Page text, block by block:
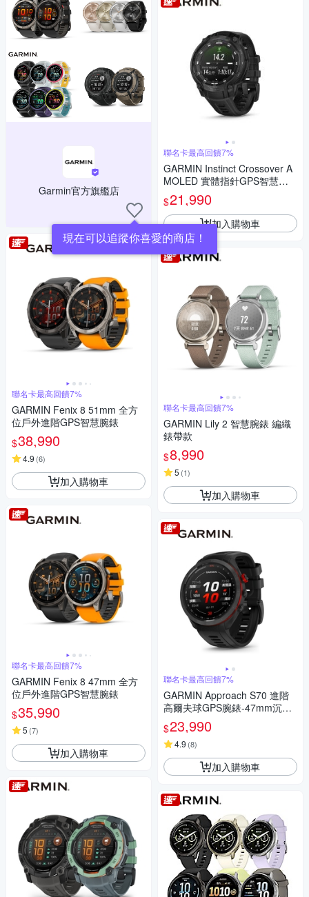
Garmin官方旗艦店
現在可以追蹤你喜愛的商店！
聯名卡最高回饋7%
GARMIN Fenix 8 51mm 全方
位戶外進階GPS智慧腕錶
$38,990
4.9 (6)
加入購物車
聯名卡最高回饋7%
GARMIN Fenix 8 47mm 全方
位戶外進階GPS智慧腕錶
$35,990
5 (7)
加入購物車
聯名卡最高回饋7%
GARMIN Instinct Crossover A
MOLED 實體指針GPS智慧錶-
軍事戰術版
$21,990
加入購物車
聯名卡最高回饋7%
GARMIN Lily 2 智慧腕錶 編織
錶帶款
$8,990
5 (1)
加入購物車
聯名卡最高回饋7%
GARMIN Approach S70 進階
高爾夫球GPS腕錶-47mm沉穩
黑
$23,990
4.9 (8)
加入購物車